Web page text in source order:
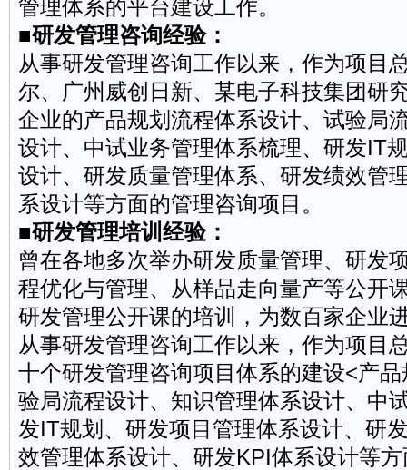
管理体系的平台建设工作。
■研发管理咨询经验：
从事研发管理咨询工作以来，作为项目
尔、广州威创日新、某电子科技集团研
企业的产品规划流程体系设计、试验局
设计、中试业务管理体系梳理、研发IT
设计、研发质量管理体系、研发绩效管
系设计等方面的管理咨询项目。
■研发管理培训经验：
曾在各地多次举办研发质量管理、研发
程优化与管理、从样品走向量产等公开
研发管理公开课的培训，为数百家企业
从事研发管理咨询工作以来，作为项目
十个研发管理咨询项目体系的建设<产
验局流程设计、知识管理体系设计、中
发IT规划、研发项目管理体系设计、研
效管理体系设计、研发KPI体系设计等